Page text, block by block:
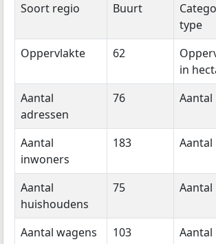
Soort regio
Buurt
type
Oppervlakte 62
in
Aantal
adressen
76 Aantal
Aantal
inwoners
183 Aantal
Aantal
huishoudens
75 Aantal
Aantal wagens 103 Aantal